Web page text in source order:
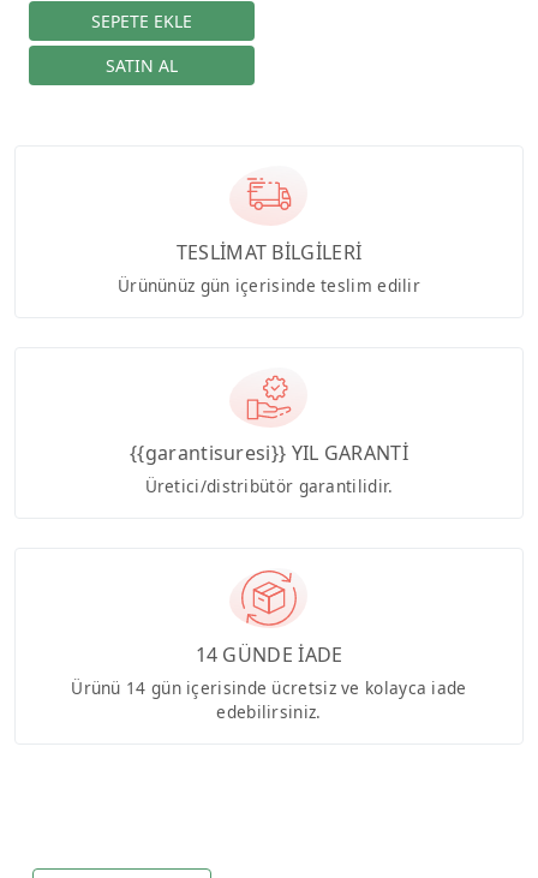
TESLİMAT BİLGİLERİ
Ürününüz gün içerisinde teslim edilir
{{garantisuresi}} YIL GARANTİ
Üretici/distribütör garantilidir.
14 GÜNDE İADE
Ürünü 14 gün içerisinde ücretsiz ve kolayca iade
edebilirsiniz.